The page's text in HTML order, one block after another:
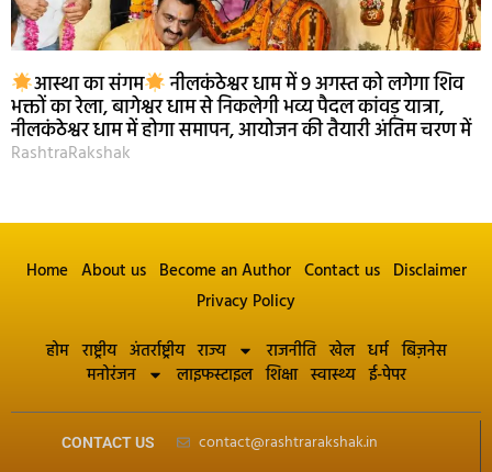
आस्था का संगम नीलकंठेश्वर धाम में 9 अगस्त को लगेगा शिव
भक्तों का रेला, बागेश्वर धाम से निकलेगी भव्य पैदल कांवड़ यात्रा,
नीलकंठेश्वर धाम में होगा समापन, आयोजन की तैयारी अंतिम चरण में
RashtraRakshak
Home About us Become an Author Contact us Disclaimer
Privacy Policy
होम राष्ट्रीय अंतर्राष्ट्रीय राज्य राजनीति खेल धर्म बिज़नेस
मनोरंजन
लाइफस्टाइल शिक्षा स्वास्थ्य ई-पेपर
CONTACT US contact@rashtrarakshak.in